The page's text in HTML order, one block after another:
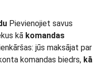
Pievienojiet savus
kā komandas
jūs maksājat par
komandas biedrs, kā